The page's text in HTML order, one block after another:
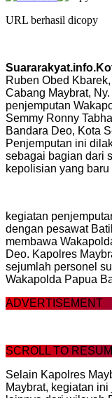
URL berhasil dicopy
Ruben Obed
Cabang Maybrat,
penjemputan
Semmy Ronny
Bandara Deo, Kota
Penjemputan ini
sebagai bagian dari
kepolisian yang
kegiatan
dengan pesawat
membawa
Deo. Kapolres
sejumlah personel
Wakapolda Papua
ADVERTISEMENT
SCROLL TO
Selain Kapolres
Maybrat, kegiatan